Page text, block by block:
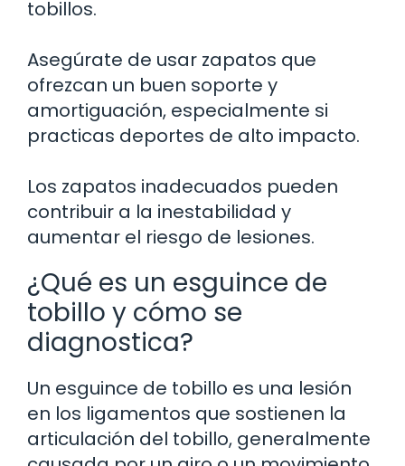
tobillos.
Asegúrate de usar zapatos que
ofrezcan un buen soporte y
amortiguación, especialmente si
practicas deportes de alto impacto.
Los zapatos inadecuados pueden
contribuir a la inestabilidad y
aumentar el riesgo de lesiones.
¿Qué es un esguince de
tobillo y cómo se
diagnostica?
Un esguince de tobillo es una lesión
en los ligamentos que sostienen la
articulación del tobillo, generalmente